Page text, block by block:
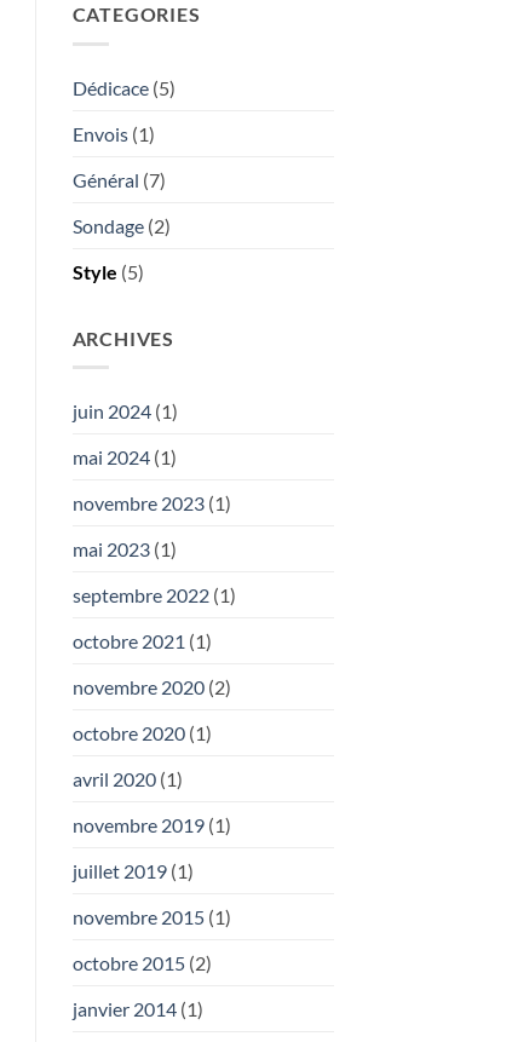
CATEGORIES
Dédicace(5)
Envois(1)
Général (7)
Sondage(2)
Style (5)
ARCHIVES
juin 2024(1)
mai 2024(1)
novembre 2023(1)
mai 2023(1)
septembre 2022(1)
octobre 2021 (1)
novembre 2020(2)
octobre 2020(1)
avril 2020(1)
novembre 2019(1)
juillet 2019(1)
novembre 2015(1)
octobre 2015(2)
janvier 2014(1)